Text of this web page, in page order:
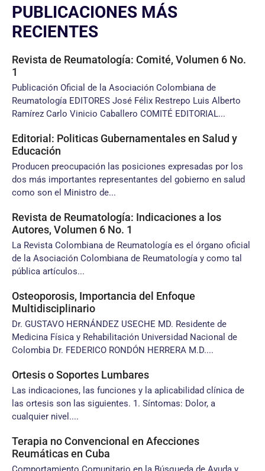
PUBLICACIONES MÁS
RECIENTES
Revista de Reumatología: Comité, Volumen 6 No.
1
Publicación Oficial de la Asociación Colombiana de
Reumatología EDITORES José Félix Restrepo Luis Alberto
Ramírez Carlo Vinicio Caballero COMITÉ EDITORIAL...
Editorial: Politicas Gubernamentales en Salud y
Educación
Producen preocupación las posiciones expresadas por los
dos más importantes representantes del gobierno en salud
como son el Ministro de...
Revista de Reumatología: Indicaciones a los
Autores, Volumen 6 No. 1
La Revista Colombiana de Reumatología es el órgano oficial
de la Asociación Colombiana de Reumatología y como tal
pública artículos...
Osteoporosis, Importancia del Enfoque
Multidisciplinario
Dr. GUSTAVO HERNÁNDEZ USECHE MD. Residente de
Medicina Física y Rehabilitación Universidad Nacional de
Colombia Dr. FEDERICO RONDÓN HERRERA M.D....
Ortesis o Soportes Lumbares
Las indicaciones, las funciones y la aplicabilidad clínica de
las ortesis son las siguientes. 1. Síntomas: Dolor, a
cualquier nivel....
Terapia no Convencional en Afecciones
Reumáticas en Cuba